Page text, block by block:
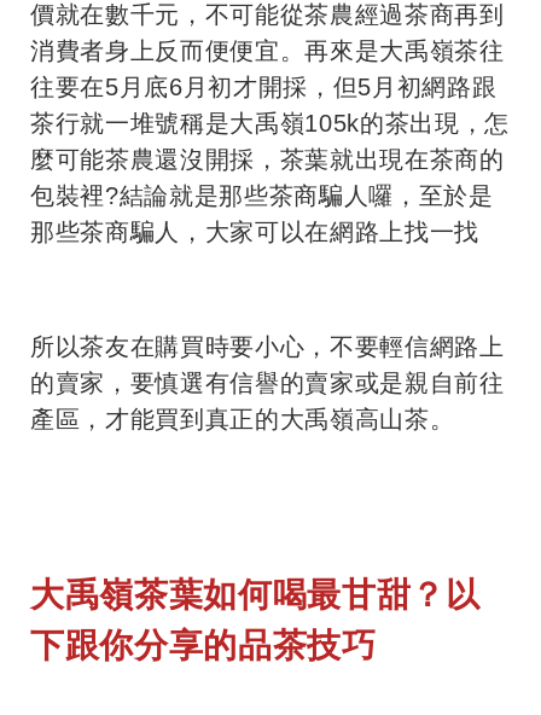
價就在數千元，不可能從茶農經過茶商再到
消費者身上反而便便宜。再來是大禹嶺茶往
往要在5月底6月初才開採，但5月初網路跟
茶行就一堆號稱是大禹嶺105k的茶出現，怎
麼可能茶農還沒開採，茶葉就出現在茶商的
包裝裡?結論就是那些茶商騙人囉，至於是
那些茶商騙人，大家可以在網路上找一找
所以茶友在購買時要小心，不要輕信網路上
的賣家，要慎選有信譽的賣家或是親自前往
產區，才能買到真正的大禹嶺高山茶。
大禹嶺茶葉如何喝最甘甜？以
下跟你分享的品茶技巧